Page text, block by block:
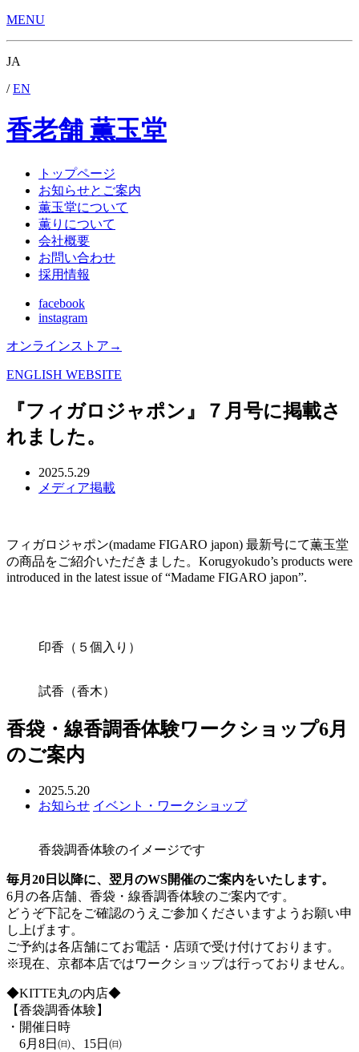
MENU
JA
/ EN
香老舗 薫玉堂
トップページ
お知らせとご案内
薫玉堂について
薫りについて
会社概要
お問い合わせ
採用情報
facebook
instagram
オンラインストア →
ENGLISH WEBSITE
『フィガロジャポン』７月号に掲載さ
れました。
2025.5.29
メディア掲載
フィガロジャポン(madame FIGARO japon) 最新号にて薫玉堂
の商品をご紹介いただきました。Korugyokudo’s products were
introduced in the latest issue of “Madame FIGARO japon”.
印香（５個入り）
試香（香木）
香袋・線香調香体験ワークショップ6月
のご案内
2025.5.20
お知らせ イベント・ワークショップ
香袋調香体験のイメージです
毎月20日以降に、翌月のWS開催のご案内をいたします。
6月の各店舗、香袋・線香調香体験のご案内です。
どうぞ下記をご確認のうえご参加くださいますようお願い申
し上げます。
ご予約は各店舗にてお電話・店頭で受け付けております。
※現在、京都本店ではワークショップは行っておりません。
◆KITTE丸の内店◆
【香袋調香体験】
・開催日時
6月8日㈰、15日㈰